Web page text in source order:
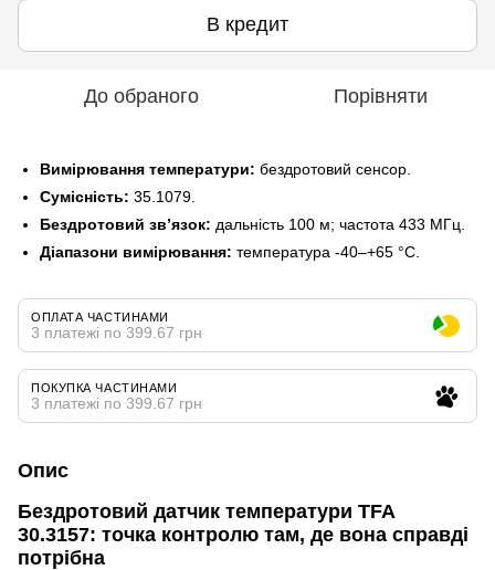
В кредит
До обраного Порівняти
Вимірювання температури: бездротовий сенсор.
Сумісність: 35.1079.
Бездротовий зв’язок: дальність 100 м; частота 433 МГц.
Діапазони вимірювання: температура -40–+65 °C.
ОПЛАТА ЧАСТИНАМИ
3 платежі по 399.67 грн
ПОКУПКА ЧАСТИНАМИ
3 платежі по 399.67 грн
Опис
Бездротовий датчик температури TFA
30.3157: точка контролю там, де вона справді
потрібна